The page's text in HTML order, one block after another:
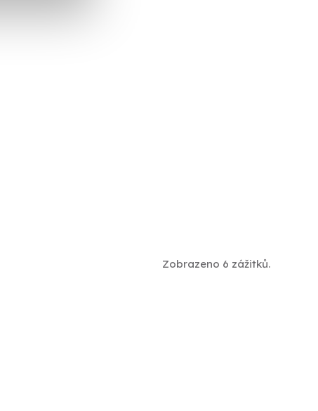
Zobrazeno 6 zážitků.